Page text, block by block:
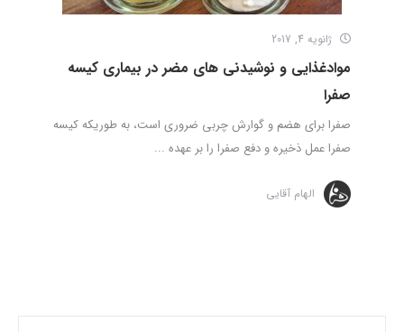
ژانویه 4, 2017
موادغذایی و نوشیدنی های مضر در بیماری کیسه
صفرا
صفرا برای هضم و گوارش چربی ضروری است، به طوریکه کیسه
صفرا عمل ذخیره و دفع صفرا را بر عهده ...
الهام آقایی